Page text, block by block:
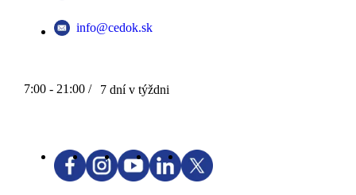
info@cedok.sk
7:00 - 21:00 / 7 dní v týždni